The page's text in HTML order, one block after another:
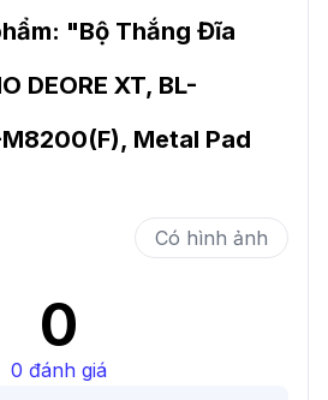
"Bộ Thắng Đĩa
DEORE XT, BL-
Metal Pad
Có hình ảnh
0
0 đánh giá